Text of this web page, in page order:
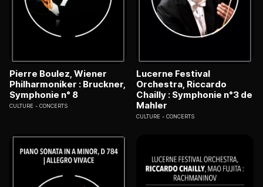
Pierre Boulez, Wiener
Philharmoniker : Bruckner,
Symphonie n° 8
CULTURE CONCERTS
Lucerne Festival
Orchestra, Riccardo
Chailly : Symphonie n°3 de
Mahler
CULTURE CONCERTS